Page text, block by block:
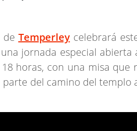
de Temperleycelebrará
jornada especial abierta
horas, con una misa que
del camino del templo